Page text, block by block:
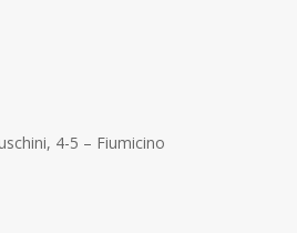
4-5 – Fiumicino